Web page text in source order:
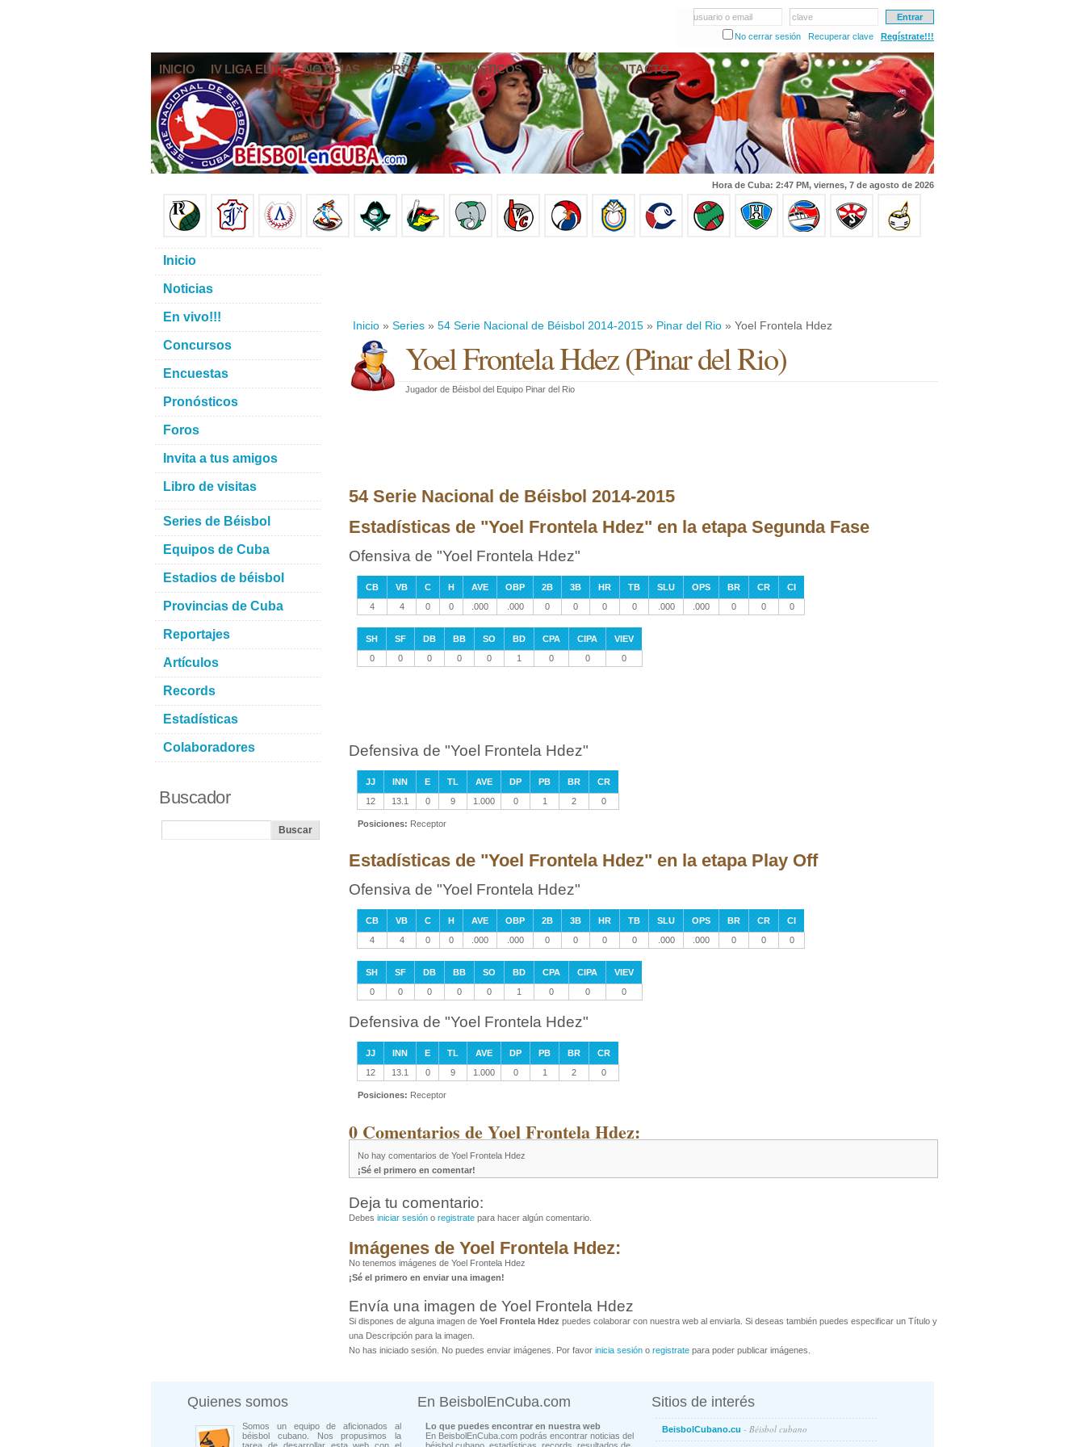
usuario o email
clave
No cerrar sesión
Recuperar clave Regístrate!!!
INICIO IV LIGA ELITE NOTICIAS FOROS PRONÓSTICOS EN VIVO CONTACTO
Hora de Cuba: 2:47 PM, viernes, 7 de agosto de 2026
Inicio » Series » 54 Serie Nacional de Béisbol 2014-2015 » Pinar del Rio » Yoel Frontela Hdez
Yoel Frontela Hdez(Pinar del Rio)
Jugador de Béisbol del Equipo Pinar del Rio
54 Serie Nacional de Béisbol 2014-2015
Estadísticas de "Yoel Frontela Hdez" en la etapa Segunda Fase
Ofensiva de "Yoel Frontela Hdez"
CB VB C H AVE OBP 2B 3B HR TB SLU OPS BR CR
CI
4
4 0 0 .000 .000 0 0 0 0 .000 .000 0 0 0
SH SF DB BB SO BD CPA CIPA
VIEV
0
0 0 0 0 1 0 0 0
Defensiva de "Yoel Frontela Hdez"
JJ INN E TL AVE DP PB BR
CR
12
13.1 0 9 1.000 0 1 2 0
Posiciones: Receptor
Estadísticas de "Yoel Frontela Hdez" en la etapa Play Off
Ofensiva de "Yoel Frontela Hdez"
CB VB C H AVE OBP 2B 3B HR TB SLU OPS BR CR
CI
4
4 0 0 .000 .000 0 0 0 0 .000 .000 0 0 0
SH SF DB BB SO BD CPA CIPA
VIEV
0
0 0 0 0 1 0 0 0
Defensiva de "Yoel Frontela Hdez"
JJ INN E TL AVE DP PB BR
CR
12
13.1 0 9 1.000 0 1 2 0
Posiciones: Receptor
0 Comentarios de Yoel Frontela Hdez:
No hay comentarios de Yoel Frontela Hdez
¡Sé el primero en comentar!
Deja tu comentario:
Debes iniciar sesión o registrate para hacer algún comentario.
Imágenes de Yoel Frontela Hdez:
No tenemos imágenes de Yoel Frontela Hdez
¡Sé el primero en enviar una imagen!
Envía una imagen de Yoel Frontela Hdez
Si dispones de alguna imagen de Yoel Frontela Hdez puedes colaborar con nuestra web al enviarla. Si deseas también puedes especificar un Título y
una Descripción para la imagen.
No has iniciado sesión. No puedes enviar imágenes. Por favor inicia sesión o registrate para poder publicar imágenes.
Inicio
Noticias
En vivo!!!
Concursos
Encuestas
Pronósticos
Foros
Invita a tus amigos
Libro de visitas
Series de Béisbol
Equipos de Cuba
Estadios de béisbol
Provincias de Cuba
Reportajes
Artículos
Records
Estadísticas
Colaboradores
Buscador
Quienes somos
Somos un equipo de aficionados al
béisbol cubano. Nos propusimos la
En BeisbolEnCuba.com
Lo que puedes encontrar en nuestra web
En BeisbolEnCuba.com podrás encontrar noticias del
Sitios de interés
BeisbolCubano.cu - Béisbol cubano